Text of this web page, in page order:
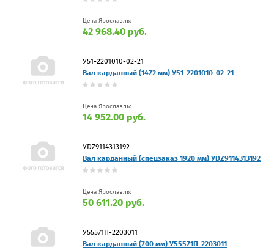
Цена Ярославль:
42 968.40 руб.
У51-2201010-02-21
Вал карданный (1472 мм) У51-2201010-02-21
Цена Ярославль:
14 952.00 руб.
УDZ9114313192
Вал карданный (спецзаказ 1920 мм) УDZ9114313192
Цена Ярославль:
50 611.20 руб.
У55571П-2203011
Вал карданный (700 мм) У55571П-2203011